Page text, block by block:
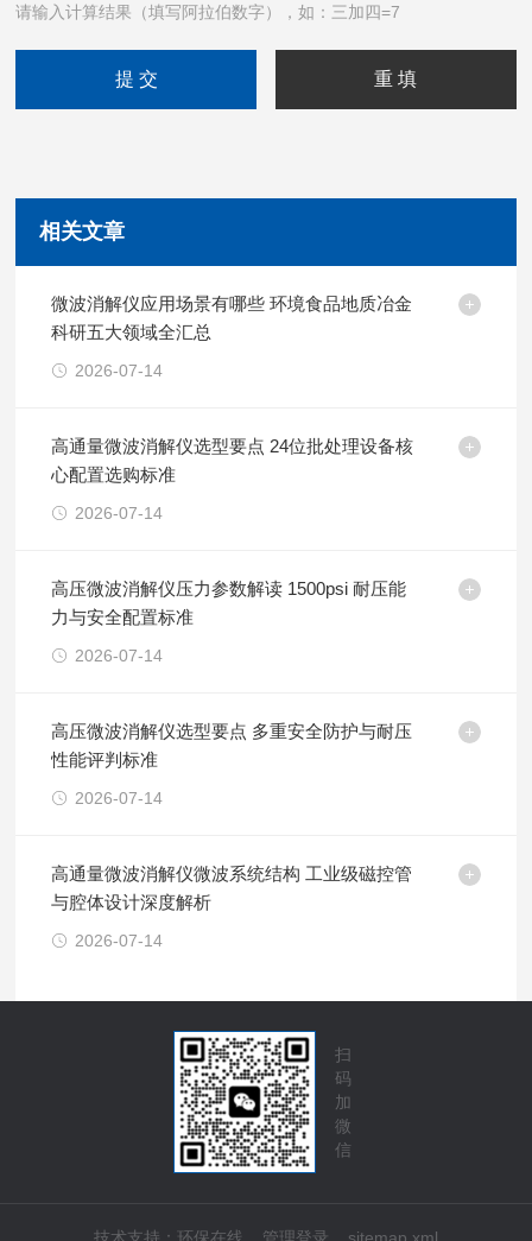
请输入计算结果（填写阿拉伯数字），如：三加四=7
相关文章
微波消解仪应用场景有哪些 环境食品地质冶金
科研五大领域全汇总
2026-07-14
高通量微波消解仪选型要点 24位批处理设备核
心配置选购标准
2026-07-14
高压微波消解仪压力参数解读 1500psi 耐压能
力与安全配置标准
2026-07-14
高压微波消解仪选型要点 多重安全防护与耐压
性能评判标准
2026-07-14
高通量微波消解仪微波系统结构 工业级磁控管
与腔体设计深度解析
2026-07-14
扫
码
加
微
信